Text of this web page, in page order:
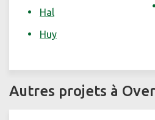
Hal
Huy
Autres projets à